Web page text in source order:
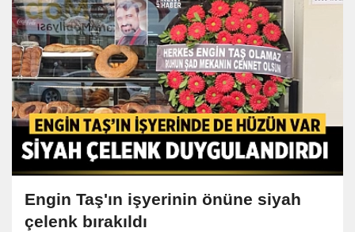
Engin Taş'ın işyerinin önüne siyah
çelenk bırakıldı